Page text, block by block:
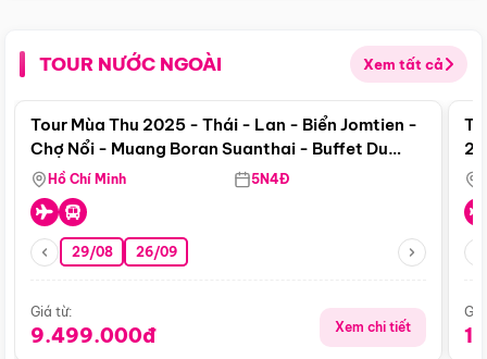
TOUR NƯỚC NGOÀI Xem tất cả
Điểm nổi bật
Tour Mùa Thu 2025 - Thái - Lan - Biển Jomtien -
Chợ Nổi - Muang Boran Suanthai - Buffet Du
Thuyền Sông Chaophraya
Hồ Chí Minh 5N4Đ
29/08 26/09
Giá từ:
9.499.000đ Xem chi tiết